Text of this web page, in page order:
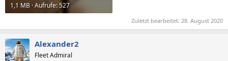
1,1 MB · Aufrufe: 527
Zuletzt bearbeitet: 28. August 2020
Alexander2
Fleet Admiral